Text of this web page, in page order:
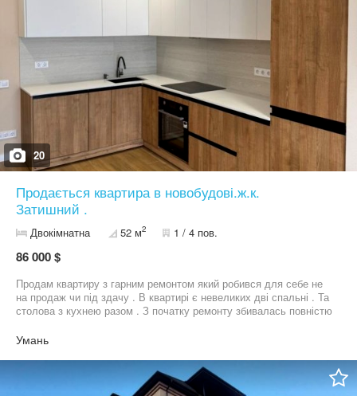
20
Продається квартира в новобудові.ж.к.
Затишний .
Двокімнатна 52 м2 1 / 4 пов.
86 000 $
Продам квартиру з гарним ремонтом який робився для себе не
на продаж чи під здачу . В квартирі є невеликих дві спальні . Та
столова з кухнею разом . З початку ремонту збивалась повністю
матеріалами. Зроблено всюди окрім спальних кімнат - теплу
радіатори . Встановлено сучасний електро котел який можна
вмикати , вимикати на відстані. Проведена вентиляція в спальні
кімнати . По квартирі всюди покладено плитку . Меблі всі
Умань